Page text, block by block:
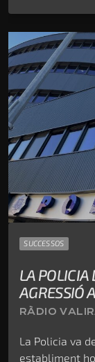
SUCCESSOS
LA POLICIA
AGRESSIÓ
RÀDIO
La Policia va
establiment